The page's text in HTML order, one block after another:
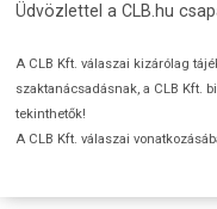
Üdvözlettel a CLB.hu
A CLB Kft. válaszai kizárólag
szaktanácsadásnak, a CLB Kft.
tekinthetők!
A CLB Kft. válaszai